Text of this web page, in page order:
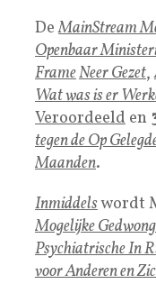
DeMainStream
Openbaar
FrameNeer Gezet,
Wat was is er
Veroordeeld en
tegen deOp
Maanden.
Inmiddelswordt
Mogelijke
Psychiatrische In
voor Anderen en